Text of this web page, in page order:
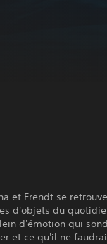
et Frendt se
d'objets du
d'émotion qui
et ce qu'il ne